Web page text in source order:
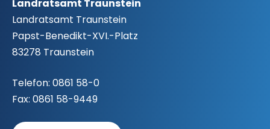
Landratsamt Traunstein
Landratsamt Traunstein
Papst-Benedikt-XVI.-Platz
83278 Traunstein
Telefon: 0861 58-0
Fax: 0861 58-9449